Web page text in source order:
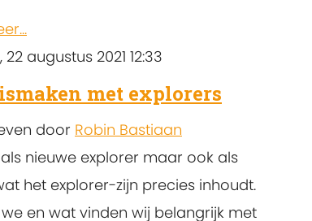
augustus 2021 12:33
met explorers
door Robin Bastiaan
nieuwe explorer maar ook als
het explorer-zijn precies inhoudt.
we en wat vinden wij belangrijk met